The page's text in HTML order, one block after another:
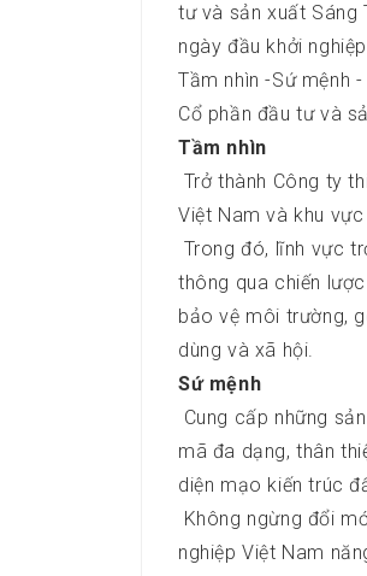
tư và sản xuất Sáng
ngày đầu khởi
Tầm nhìn -Sứ mệnh
Cổ phần đầu tư và
Tầm nhìn
Trở thành Công ty
Việt Nam và khu vực
Trong đó, lĩnh vực
thông qua chiến
bảo vệ môi trường,
dùng và xã hội.
Sứ mệnh
Cung cấp những
mã đa dạng, thân
diện mạo kiến trúc
Không ngừng đổi
nghiệp Việt Nam